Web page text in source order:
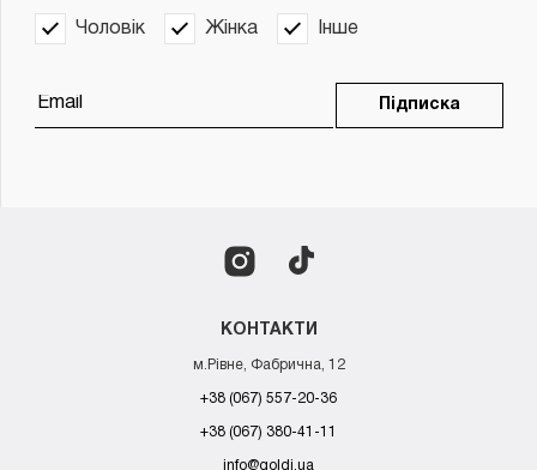
КОНТАКТИ
м.Рівне, Фабрична, 12
+38 (067) 557-20-36
+38 (067) 380-41-11
info@goldi.ua
Чоловік Жінка Інше
Підписка